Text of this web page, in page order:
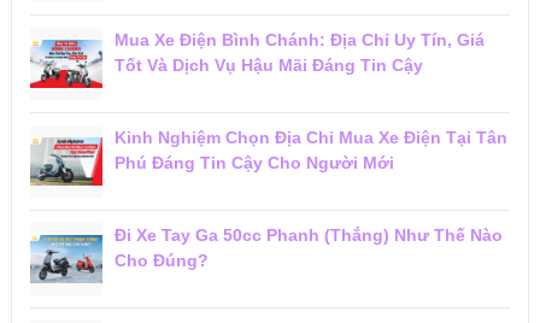
Mua Xe Điện Bình Chánh: Địa Chỉ Uy Tín, Giá
Tốt Và Dịch Vụ Hậu Mãi Đáng Tin Cậy
Kinh Nghiệm Chọn Địa Chỉ Mua Xe Điện Tại Tân
Phú Đáng Tin Cậy Cho Người Mới
Đi Xe Tay Ga 50cc Phanh (Thắng) Như Thế Nào
Cho Đúng?